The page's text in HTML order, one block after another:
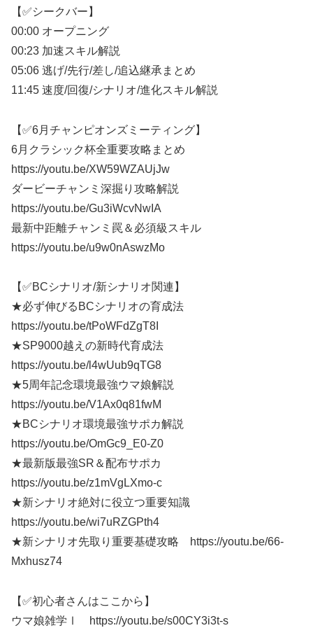
【✅シークバー】
00:00 オープニング
00:23 加速スキル解説
05:06 逃げ/先行/差し/追込継承まとめ
11:45 速度/回復/シナリオ/進化スキル解説
【✅6月チャンピオンズミーティング】
6月クラシック杯全重要攻略まとめ
https://youtu.be/XW59WZAUjJw
ダービーチャンミ深掘り攻略解説
https://youtu.be/Gu3iWcvNwIA
最新中距離チャンミ罠＆必須級スキル
https://youtu.be/u9w0nAswzMo
【✅BCシナリオ/新シナリオ関連】
★必ず伸びるBCシナリオの育成法
https://youtu.be/tPoWFdZgT8I
★SP9000越えの新時代育成法
https://youtu.be/l4wUub9qTG8
★5周年記念環境最強ウマ娘解説
https://youtu.be/V1Ax0q81fwM
★BCシナリオ環境最強サポカ解説
https://youtu.be/OmGc9_E0-Z0
★最新版最強SR＆配布サポカ
https://youtu.be/z1mVgLXmo-c
★新シナリオ絶対に役立つ重要知識
https://youtu.be/wi7uRZGPth4
★新シナリオ先取り重要基礎攻略 https://youtu.be/66-
Mxhusz74
【✅初心者さんはここから】
ウマ娘雑学Ⅰ https://youtu.be/s00CY3i3t-s